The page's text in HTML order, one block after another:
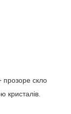
прозоре скло
кристалів.